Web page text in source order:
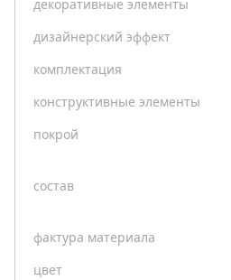
декоративные элементы
дизайнерский эффект
комплектация
конструктивные элементы
покрой
состав
фактура материала
цвет